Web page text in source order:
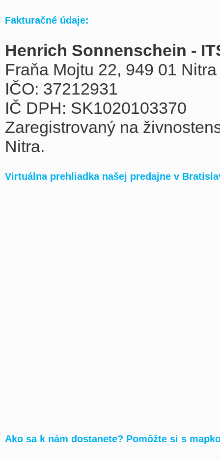
Fakturačné údaje:
Henrich Sonnenschein -
Fraňa Mojtu 22, 949 01 Nitra
IČO: 37212931
IČ DPH: SK1020103370
Zaregistrovaný na
Nitra.
Virtuálna prehliadka našej predajne v
Ako sa k nám dostanete? Pomôžte si s